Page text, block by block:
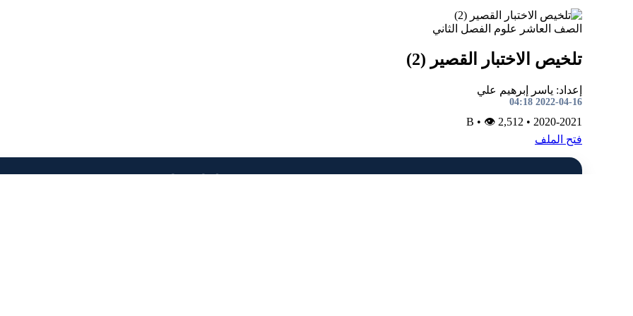
الصف العاشر علوم الفصل الثاني
تلخيص الاختبار القصير (2)
إعداد: ياسر إبرهيم علي
2022-04-16 04:18
2020-2021
•
• 👁 2,512
فتح الملف